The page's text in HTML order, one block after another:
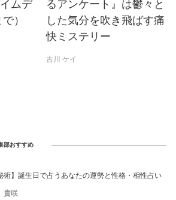
ムデ
）
るアンケート』は鬱々と
した気分を吹き飛ばす痛
快ミステリー
古川 ケイ
部おすすめ
術】誕生日で占うあなたの運勢と性格・相性占い
咲